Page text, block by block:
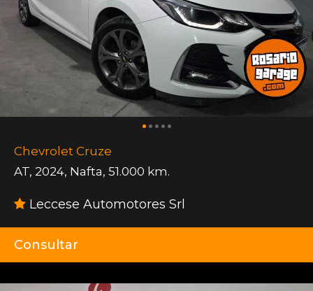
Chevrolet Cruze
AT, 2024, Nafta, 51.000 km.
Leccese Automotores Srl
Consultar